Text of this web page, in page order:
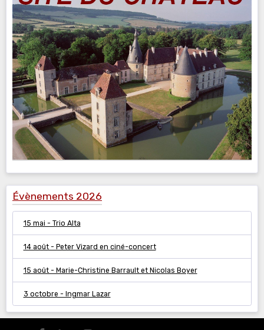
Évènements 2026
15 mai - Trio Alta
14 août - Peter Vizard en ciné-concert
15 août - Marie-Christine Barrault et Nicolas Boyer
3 octobre - Ingmar Lazar